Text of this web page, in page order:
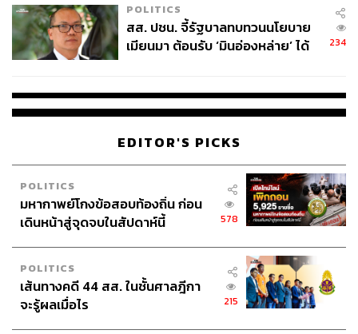
POLITICS
สส. ปชน. จี้รัฐบาลทบทวนนโยบาย
เมียนมา ต้อนรับ ‘มินอ่องหล่าย’ ได้
234
EDITOR'S PICKS
POLITICS
มหากาพย์โกงข้อสอบท้องถิ่น ก่อน
เดินหน้าสู่จุดจบในสัปดาห์นี้
578
POLITICS
เส้นทางคดี 44 สส. ในชั้นศาลฎีกา
จะรู้ผลเมื่อไร
215